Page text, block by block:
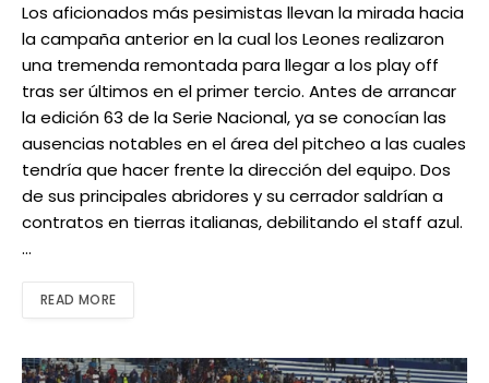
Los aficionados más pesimistas llevan la mirada hacia
la campaña anterior en la cual los Leones realizaron
una tremenda remontada para llegar a los play off
tras ser últimos en el primer tercio. Antes de arrancar
la edición 63 de la Serie Nacional, ya se conocían las
ausencias notables en el área del pitcheo a las cuales
tendría que hacer frente la dirección del equipo. Dos
de sus principales abridores y su cerrador saldrían a
contratos en tierras italianas, debilitando el staff azul.
…
READ MORE